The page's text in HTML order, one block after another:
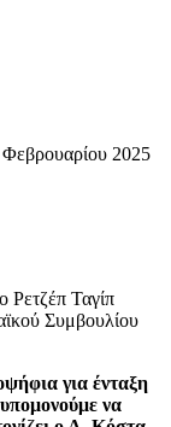
2025
Ρετζέπ Ταγίπ
Συμβουλίου
για ένταξη
να